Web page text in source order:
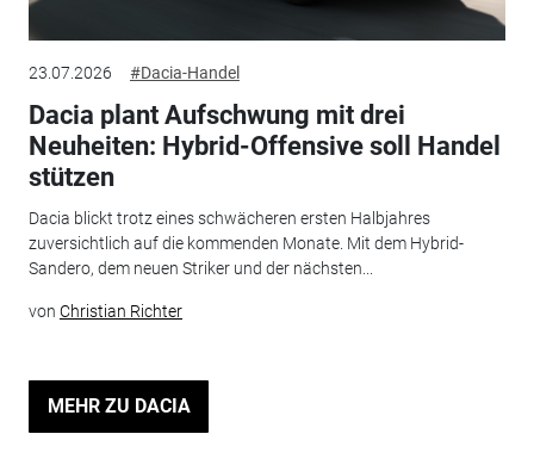
23.07.2026 #Dacia-Handel
Dacia plant Aufschwung mit drei
Neuheiten: Hybrid-Offensive soll Handel
stützen
Dacia blickt trotz eines schwächeren ersten Halbjahres
zuversichtlich auf die kommenden Monate. Mit dem Hybrid-
Sandero, dem neuen Striker und der nächsten...
von Christian Richter
MEHR ZU DACIA